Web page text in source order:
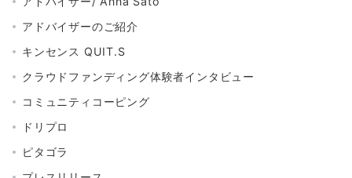
アドバイザーのご紹介
キンセンス QUIT.S
クラウドファンディング体験者インタビュー
コミュニティコーピング
ドリプロ
ピタゴラ